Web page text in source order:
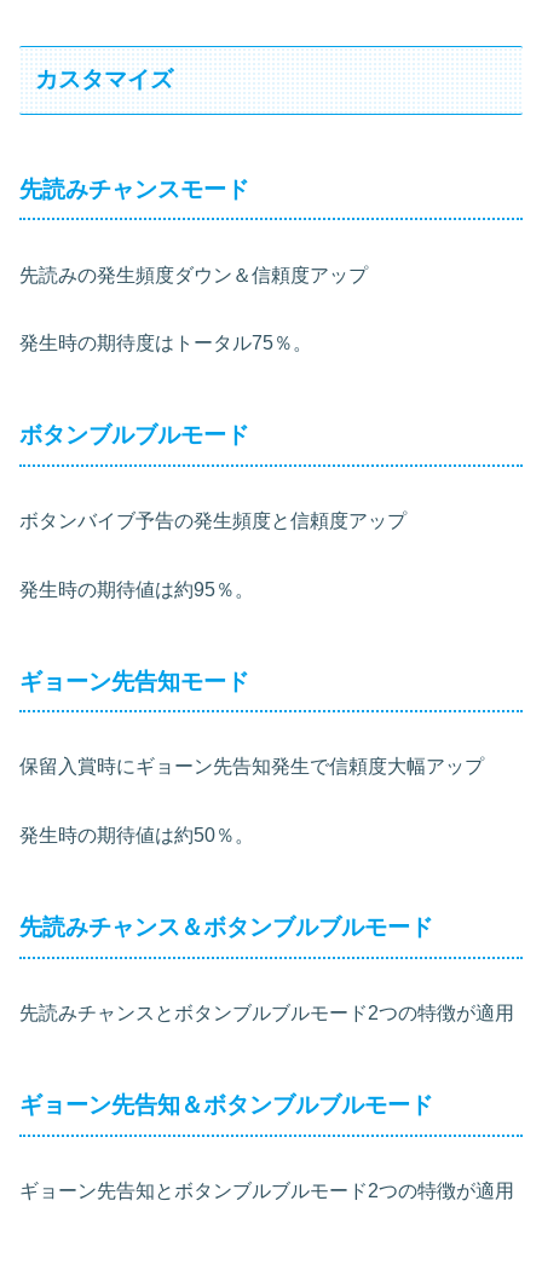
カスタマイズ
先読みチャンスモード
先読みの発生頻度ダウン＆信頼度アップ
発生時の期待度はトータル75％。
ボタンブルブルモード
ボタンバイブ予告の発生頻度と信頼度アップ
発生時の期待値は約95％。
ギョーン先告知モード
保留入賞時にギョーン先告知発生で信頼度大幅アップ
発生時の期待値は約50％。
先読みチャンス＆ボタンブルブルモード
先読みチャンスとボタンブルブルモード2つの特徴が適用
ギョーン先告知＆ボタンブルブルモード
ギョーン先告知とボタンブルブルモード2つの特徴が適用